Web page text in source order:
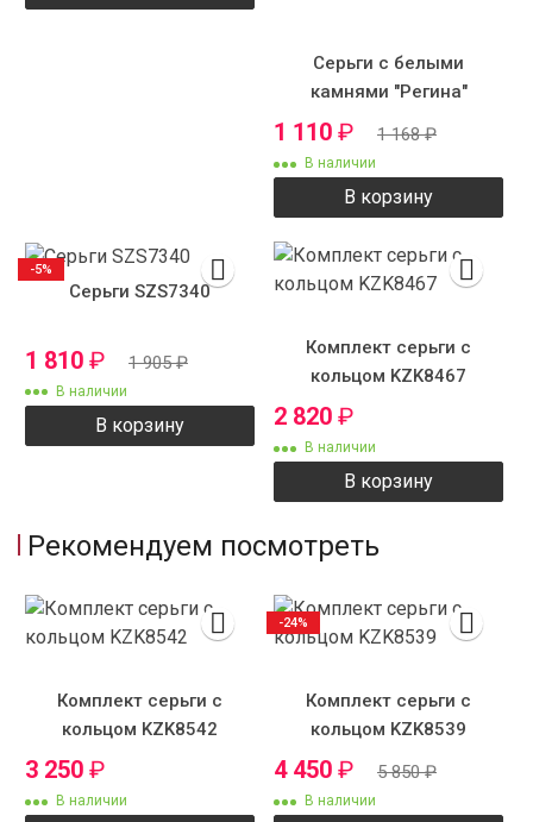
Серьги с белыми
камнями "Регина"
1 110 ₽ 1 168₽
В наличии
В корзину
Серьги SZS7340
1 810 ₽ 1 905₽
В наличии
В корзину
-5%
Комплект серьги с
кольцом KZK8467
2 820 ₽
В наличии
В корзину
Рекомендуем посмотреть
Комплект серьги с
кольцом KZK8542
3 250 ₽
В наличии
Комплект серьги с
кольцом KZK8539
4 450 ₽ 5 850₽
В наличии
-24%